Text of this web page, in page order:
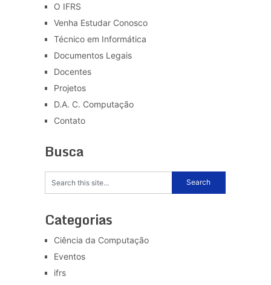
O IFRS
Venha Estudar Conosco
Técnico em Informática
Documentos Legais
Docentes
Projetos
D.A. C. Computação
Contato
Busca
Categorias
Ciência da Computação
Eventos
ifrs